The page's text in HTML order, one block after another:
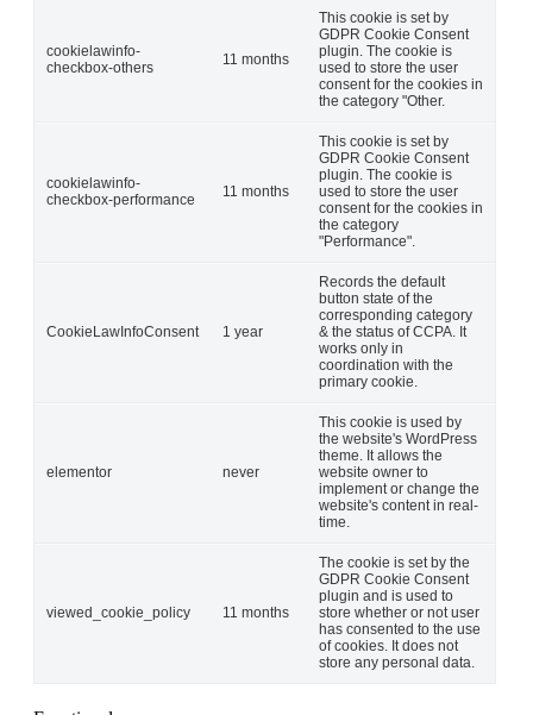
cookielawinfo-
checkbox-others
11 months
This cookie is set by
GDPR Cookie Consent
plugin. The cookie is
used to store the user
consent for the cookies in
the category "Other.
cookielawinfo-
checkbox-performance
11 months
This cookie is set by
GDPR Cookie Consent
plugin. The cookie is
used to store the user
consent for the cookies in
the category
"Performance".
CookieLawInfoConsent 1 year
Records the default
button state of the
corresponding category
& the status of CCPA. It
works only in
coordination with the
primary cookie.
elementor never
This cookie is used by
the website's WordPress
theme. It allows the
website owner to
implement or change the
website's content in real-
time.
viewed_cookie_policy 11 months
The cookie is set by the
GDPR Cookie Consent
plugin and is used to
store whether or not user
has consented to the use
of cookies. It does not
store any personal data.